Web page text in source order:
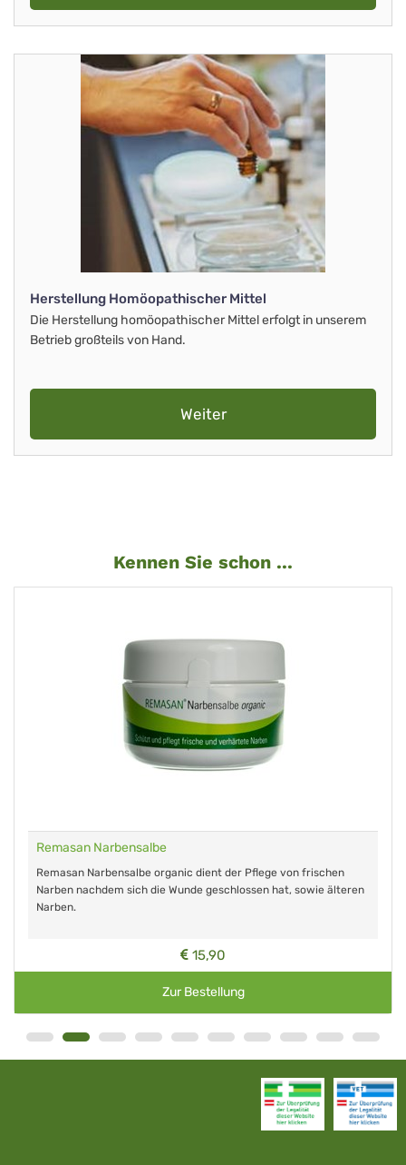
Herstellung Homöopathischer Mittel
Die Herstellung homöopathischer Mittel erfolgt in unserem
Betrieb großteils von Hand.
Weiter
Kennen Sie schon ...
Remasan Narbensalbe
Remasan Narbensalbe organic dient der Pflege von frischen
Narben nachdem sich die Wunde geschlossen hat, sowie älteren
Narben.
15,90
Zur Bestellung